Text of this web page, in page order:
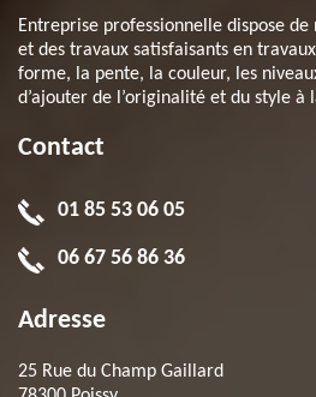
Entreprise professionnelle dispose
et des travaux satisfaisants en
forme, la pente, la couleur, les
d’ajouter de l’originalité et du style à
Contact
01 85 53 06 05
06 67 56 86 36
Adresse
25 Rue du Champ Gaillard